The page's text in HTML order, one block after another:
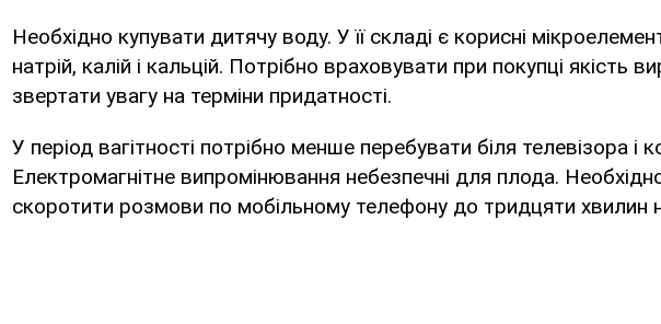
Необхідно купувати дитячу воду. У її складі є корисні
натрій, калій і кальцій. Потрібно враховувати при покупці якість
звертати увагу на терміни придатності.
У період вагітності потрібно менше перебувати біля телевізора і
Електромагнітне випромінювання небезпечні для плода.
скоротити розмови по мобільному телефону до тридцяти хвилин